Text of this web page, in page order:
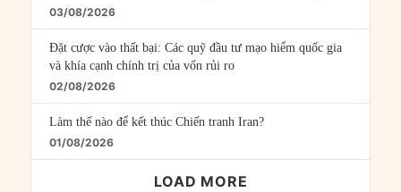
03/08/2026
Đặt cược vào thất bại: Các quỹ đầu tư mạo hiểm quốc gia
và khía cạnh chính trị của vốn rủi ro
02/08/2026
Làm thế nào để kết thúc Chiến tranh Iran?
01/08/2026
LOAD MORE